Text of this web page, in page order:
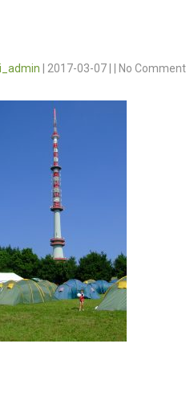
2017-03-07 No